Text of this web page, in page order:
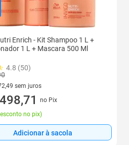
Enrich - Kit Shampoo 1 L +
1 L + Mascara 500 Ml
4.8 (50)
sem juros
72,49 sem jurosno Pix
no pix)
Adicionar à sacola